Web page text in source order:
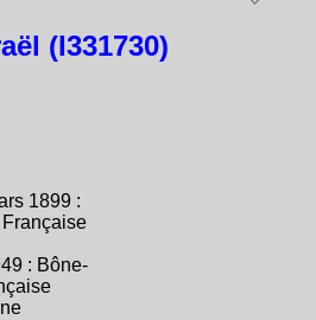
(I331730)
1899 :
: Bône-